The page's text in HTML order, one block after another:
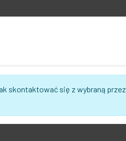
skontaktować się z wybraną przez